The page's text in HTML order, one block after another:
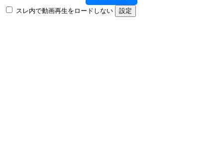
スレ内で動画再生をロードしない